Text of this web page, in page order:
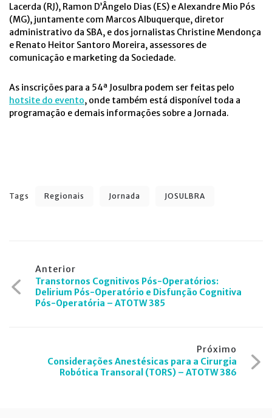
Lacerda (RJ), Ramon D’Ângelo Dias (ES) e Alexandre Mio Pós
(MG), juntamente com Marcos Albuquerque, diretor
administrativo da SBA, e dos jornalistas Christine Mendonça
e Renato Heitor Santoro Moreira, assessores de
comunicação e marketing da Sociedade.
As inscrições para a 54ª Josulbra podem ser feitas pelo
hotsite do evento, onde também está disponível toda a
programação e demais informações sobre a Jornada.
Tags Regionais Jornada JOSULBRA
Navegação
de
Anterior
Transtornos Cognitivos Pós-Operatórios:
Delirium Pós-Operatório e Disfunção Cognitiva
Pós-Operatória – ATOTW 385
Próximo
Considerações Anestésicas para a Cirurgia
Robótica Transoral (TORS) – ATOTW 386